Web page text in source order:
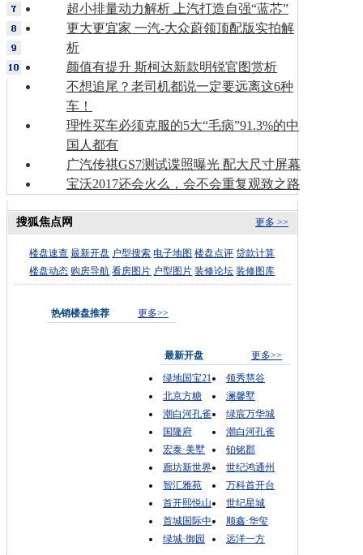
超小排量动力解析 上汽打造自强“蓝芯”
更大更宜家 一汽-大众蔚领顶配版实拍解
析
颜值有提升 斯柯达新款明锐官图赏析
不想追尾？老司机都说一定要远离这6种
车！
理性买车必须克服的5大“毛病”91.3%的中
国人都有
广汽传祺GS7测试谍照曝光 配大尺寸屏幕
宝沃2017还会火么，会不会重复观致之路
更多 >>
搜狐焦点网
楼盘速查 最新开盘 户型搜索 电子地图 楼盘点评 贷款计算
楼盘动态 购房导航 看房图片 户型图片 装修论坛 装修图库
热销楼盘推荐 更多>>
最新开盘
更多>>
绿地国宝21
领秀慧谷
北京方糖
澜馨墅
潮白河孔雀
绿宸万华城
国隆府
潮白河孔雀
宏泰·美墅
铂铭郡
廊坊新世界
世纪鸿通州
智汇雅苑
万科首开台
首开熙悦山
世纪星城
首城国际中
顺鑫·华玺
绿城·御园
远洋一方